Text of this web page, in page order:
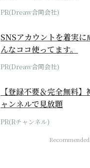
PR(Dreaw合同会社)
SNSアカウントを着実に
んなココ使ってます。
PR(Dreaw合同会社)
【登録不要＆完全無料
ャンネルで見放題
PR(Rチャンネル)